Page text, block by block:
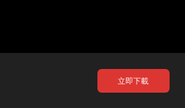
立即下載